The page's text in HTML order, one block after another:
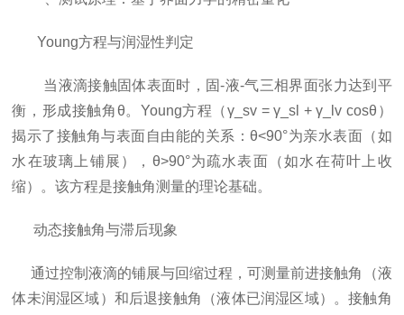
Young方程与润湿性判定
当液滴接触固体表面时，固-液-气三相界面张力达到平
衡，形成接触角θ。Young方程（γ_sv = γ_sl + γ_lv cosθ）
揭示了接触角与表面自由能的关系：θ<90°为亲水表面（如
水在玻璃上铺展），θ>90°为疏水表面（如水在荷叶上收
缩）。该方程是接触角测量的理论基础。
动态接触角与滞后现象
通过控制液滴的铺展与回缩过程，可测量前进接触角（液
体未润湿区域）和后退接触角（液体已润湿区域）。接触角